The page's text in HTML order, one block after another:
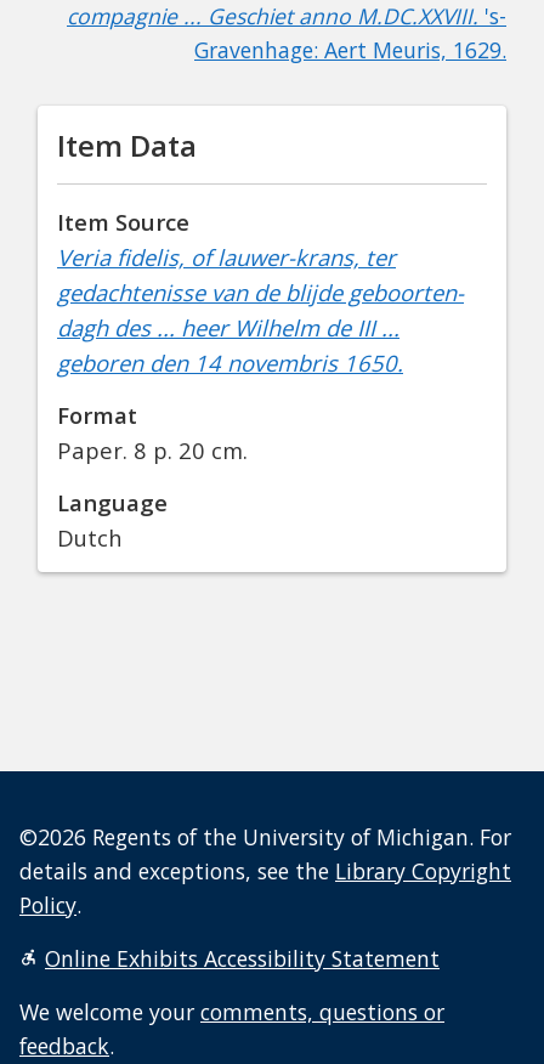
compagnie ... Geschiet anno M.DC.XXVIII. 's-
Gravenhage: Aert Meuris, 1629.
Item Data
Item Source
Veria fidelis, of lauwer-krans, ter
gedachtenisse van de blijde geboorten-
dagh des ... heer Wilhelm de III ...
geboren den 14 novembris 1650.
Format
Paper. 8 p. 20 cm.
Language
Dutch
©2026 Regents of the University of Michigan. For
details and exceptions, see the Library Copyright
Policy.
Online Exhibits Accessibility Statement
We welcome your comments, questions or
feedback.